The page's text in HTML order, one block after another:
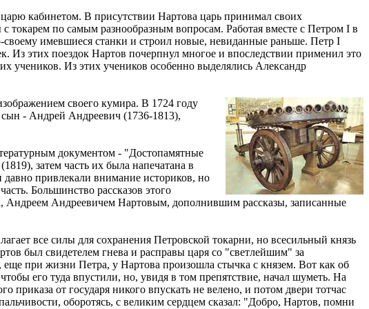
кабинетом. В присутствии Нартова царь принимал своих
по самым разнообразным вопросам. Работая вместе с Петром I в
своему имевшиеся станки и строил новые, невиданные раньше. Петр I
Из этих поездок Нартов почерпнул многое и впоследствии применил это
учеников. Из этих учеников особенно выделялись Александр
своего кумира. В 1724 году
- Андрей Андреевич (1736-1813),
документом - "Достопамятные
затем часть их была напечатана в
привлекали внимание историков, но
Большинство рассказов этого
Андреем Андреевичем Нартовым, дополнившим рассказы, записанные
все силы для сохранения Петровской токарни, но всесильный князь
был свидетелем гнева и расправы царя со "светлейшим" за
при жизни Петра, у Нартова произошла стычка с князем. Вот как об
его туда впустили, но, увидя в том препятствие, начал шуметь. На
от государя никого впускать не велено, и потом двери тотчас
оборотясь, с великим сердцем сказал: "Добро, Нартов, помни